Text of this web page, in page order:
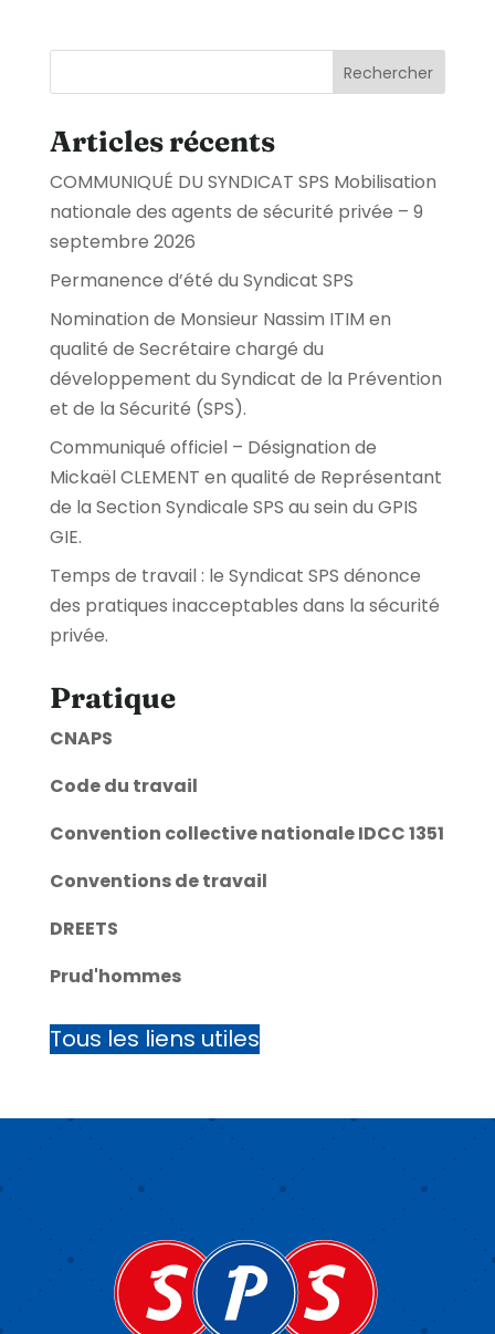
Rechercher
Articles récents
COMMUNIQUÉ DU SYNDICAT SPS Mobilisation
nationale des agents de sécurité privée – 9
septembre 2026
Permanence d’été du Syndicat SPS
Nomination de Monsieur Nassim ITIM en
qualité de Secrétaire chargé du
développement du Syndicat de la Prévention
et de la Sécurité (SPS).
Communiqué officiel – Désignation de
Mickaël CLEMENT en qualité de Représentant
de la Section Syndicale SPS au sein du GPIS
GIE.
Temps de travail : le Syndicat SPS dénonce
des pratiques inacceptables dans la sécurité
privée.
Pratique
CNAPS
Code du travail
Convention collective nationale IDCC 1351
Conventions de travail
DREETS
Prud'hommes
Tous les liens utiles